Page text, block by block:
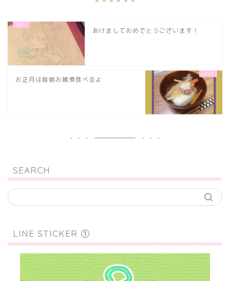
あけましておめでとうございます！
お正月は毎朝お雑煮食べるよ
SEARCH
LINE STICKER ①